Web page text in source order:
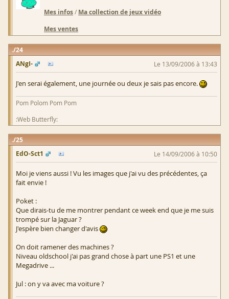
Mes infos/ Ma collection de jeux vidéo
Mes ventes
24
ANgI-
Le 13/09/2006 à 13:43
J'en serai également, une journée ou deux je sais pas encore.
Pom Polom Pom Pom
:Web Butterfly:
25
EdO-Sct1
Le 14/09/2006 à 10:50
Moi je viens aussi ! Vu les images que j'ai vu des précédentes, ça
fait envie !
Poket :
Que dirais-tu de me montrer pendant ce week end que je me suis
trompé sur la Jaguar ?
J'espère bien changer d'avis
On doit ramener des machines ?
Niveau oldschool j'ai pas grand chose à part une PS1 et une
Megadrive ...
Jul : on y va avec ma voiture ?